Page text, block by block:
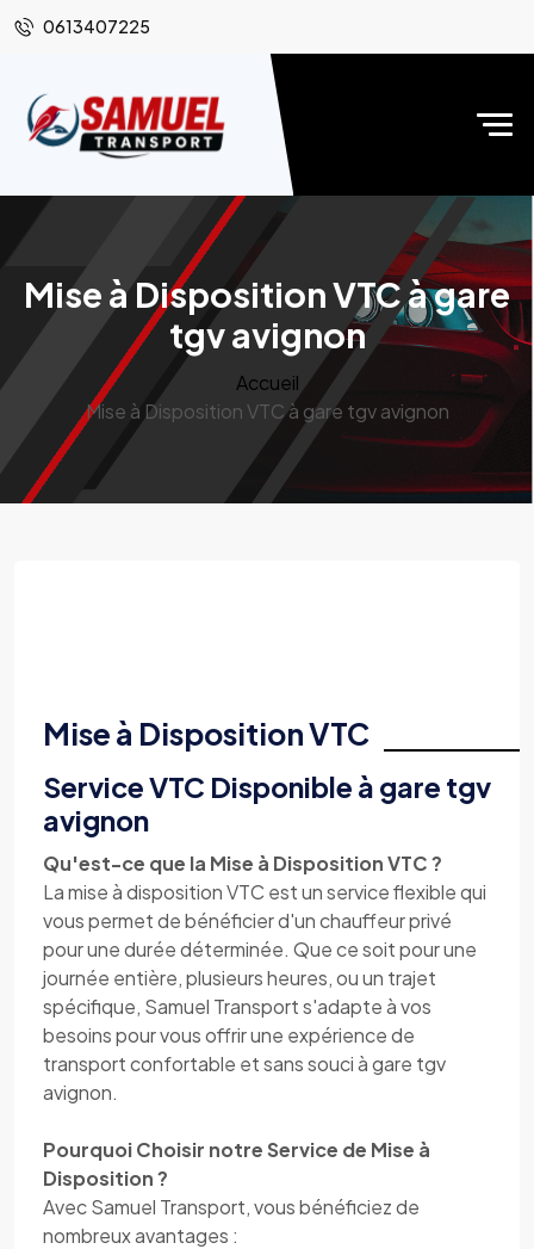
0613407225
Mise à Disposition VTC à gare
tgv avignon
Accueil
Mise à Disposition VTC à gare tgv avignon
Mise à Disposition VTC
Service VTC Disponible à gare tgv
avignon
Qu'est-ce que la Mise à Disposition VTC ?
La mise à disposition VTC est un service flexible qui
vous permet de bénéficier d'un chauffeur privé
pour une durée déterminée. Que ce soit pour une
journée entière, plusieurs heures, ou un trajet
spécifique, Samuel Transport s'adapte à vos
besoins pour vous offrir une expérience de
transport confortable et sans souci à gare tgv
avignon.
Pourquoi Choisir notre Service de Mise à
Disposition ?
Avec Samuel Transport, vous bénéficiez de
nombreux avantages :